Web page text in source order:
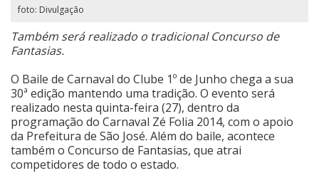
Cinema
Agenda Cultural
foto: Divulgação
Também será realizado o tradicional Concurso de
Fantasias.
O Baile de Carnaval do Clube 1º de Junho chega a sua
30ª edição mantendo uma tradição. O evento será
realizado nesta quinta-feira (27), dentro da
programação do Carnaval Zé Folia 2014, com o apoio
da Prefeitura de São José. Além do baile, acontece
também o Concurso de Fantasias, que atrai
competidores de todo o estado.